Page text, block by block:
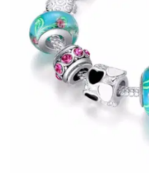
semipretioase
Bijuterii argint placat cu aur
Bijuterii argint cu diverse
materiale
Bijuterii argint cu murano
Bijuterii de Lux
Bijuterii gotice si rock
Bijuterii Handmade
Bijuterii fantezie
Casete si cutii de bijuterii